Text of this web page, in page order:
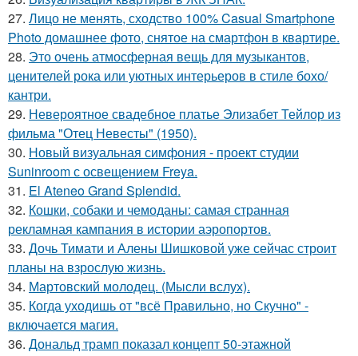
27. Лицо не менять, сходство 100% Casual Smartphone
Photo домашнее фото, снятое на смартфон в квартире.
28. Это очень атмосферная вещь для музыкантов,
ценителей рока или уютных интерьеров в стиле бохо/
кантри.
29. Невероятное свадебное платье Элизабет Тейлор из
фильма "Отец Невесты" (1950).
30. Новый визуальная симфония - проект студии
Suninroom с освещением Freya.
31. El Ateneo Grand Splendid.
32. Кошки, собаки и чемоданы: самая странная
рекламная кампания в истории аэропортов.
33. Дочь Тимати и Алены Шишковой уже сейчас строит
планы на взрослую жизнь.
34. Мартовский молодец. (Мысли вслух).
35. Когда уходишь от "всё Правильно, но Скучно" -
включается магия.
36. Дональд трамп показал концепт 50-этажной